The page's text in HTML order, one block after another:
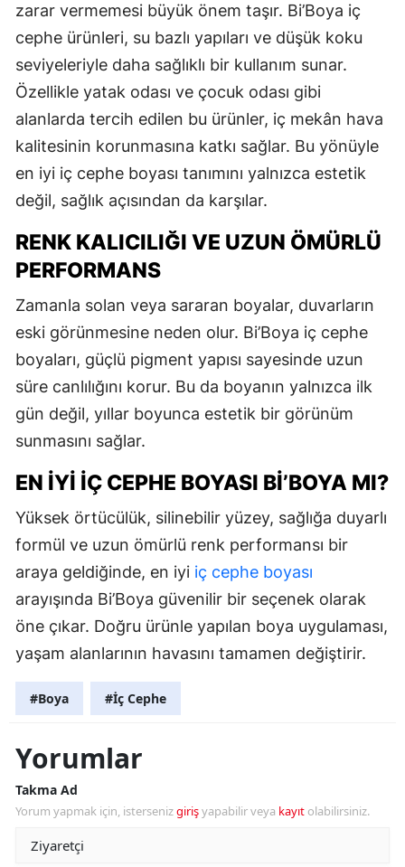
zarar vermemesi büyük önem taşır. Bi’Boya iç
cephe ürünleri, su bazlı yapıları ve düşük koku
seviyeleriyle daha sağlıklı bir kullanım sunar.
Özellikle yatak odası ve çocuk odası gibi
alanlarda tercih edilen bu ürünler, iç mekân hava
kalitesinin korunmasına katkı sağlar. Bu yönüyle
en iyi iç cephe boyası tanımını yalnızca estetik
değil, sağlık açısından da karşılar.
RENK KALICILIĞI VE UZUN ÖMÜRLÜ
PERFORMANS
Zamanla solan veya sararan boyalar, duvarların
eski görünmesine neden olur. Bi’Boya iç cephe
boyaları, güçlü pigment yapısı sayesinde uzun
süre canlılığını korur. Bu da boyanın yalnızca ilk
gün değil, yıllar boyunca estetik bir görünüm
sunmasını sağlar.
EN İYI İÇ CEPHE BOYASI BI’BOYA MI?
Yüksek örtücülük, silinebilir yüzey, sağlığa duyarlı
formül ve uzun ömürlü renk performansı bir
araya geldiğinde, en iyi iç cephe boyası
arayışında Bi’Boya güvenilir bir seçenek olarak
öne çıkar. Doğru ürünle yapılan boya uygulaması,
yaşam alanlarının havasını tamamen değiştirir.
#Boya #İç Cephe
Yorumlar
Takma Ad
Yorum yapmak için, istersenizgirişyapabilir veya kayıt olabilirsiniz.